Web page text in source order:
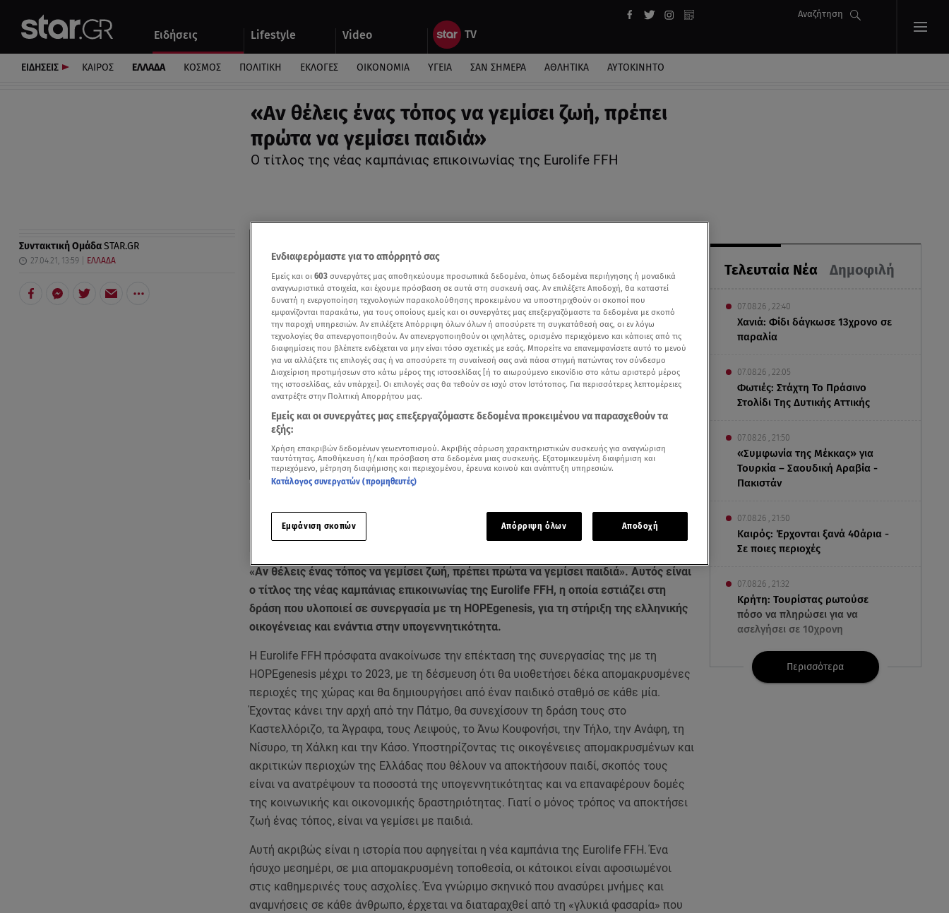
Ειδήσεις Lifestyle Video
Αναζήτηση
Αυτοκίνητο
ΕΙΔΗΣΕΙΣ ΚΑΙΡΟΣ ΕΛΛΑΔΑ ΚΟΣΜΟΣ ΠΟΛΙΤΙΚΗ ΕΚΛΟΓΕΣ ΟΙΚΟΝΟΜΙΑ ΥΓΕΙΑ ΣΑΝ ΣΗΜΕΡΑ ΑΘΛΗΤΙΚΑ ΑΥΤΟΚΙΝΗΤΟ
«Aν θέλεις ένας τόπος να γεμίσει ζωή, πρέπει
πρώτα να γεμίσει παιδιά»
O τίτλος της νέας καμπάνιας επικοινωνίας της Eurolife FFH
Τελευταία Νέα Δημοφιλή
07.08.26 , 22:40
Χανιά: Φίδι δάγκωσε 13χρονο σε
παραλία
07.08.26 , 22:05
Φωτιές: Στάχτη Το Πράσινο
Στολίδι Της Δυτικής Αττικής
07.08.26 , 21:50
«Συμφωνία της Μέκκας» για
Τουρκία – Σαουδική Αραβία -
Πακιστάν
07.08.26 , 21:50
Καιρός: Έρχονται ξανά 40άρια -
Σε ποιες περιοχές
07.08.26 , 21:32
Κρήτη: Τουρίστας ρωτούσε
πόσο να πληρώσει για να
ασελγήσει σε 10χρονη
07.08.26 , 21:17
Κλήρωση Eurojackpot
Περισσότερα
Συντακτική ΟμάδαSTAR.GR
27.04.21, 13:59 ΕΛΛΑΔΑ
Add star.gr on Google
«Αν θέλεις ένας τόπος να γεμίσει ζωή, πρέπει πρώτα να γεμίσει παιδιά». Αυτός είναι
ο τίτλος της νέας καμπάνιας επικοινωνίας της Eurolife FFH, η οποία εστιάζει στη
δράση που υλοποιεί σε συνεργασία με τη HOPEgenesis, για τη στήριξη της ελληνικής
οικογένειας και ενάντια στην υπογεννητικότητα.
Η Eurolife FFH πρόσφατα ανακοίνωσε την επέκταση της συνεργασίας της με τη
HOPEgenesis μέχρι το 2023, με τη δέσμευση ότι θα υιοθετήσει δέκα απομακρυσμένες
περιοχές της χώρας και θα δημιουργήσει από έναν παιδικό σταθμό σε κάθε μία.
Έχοντας κάνει την αρχή από την Πάτμο, θα συνεχίσουν τη δράση τους στο
Καστελλόριζο, τα Άγραφα, τους Λειψούς, το Άνω Κουφονήσι, την Τήλο, την Ανάφη, τη
Νίσυρο, τη Χάλκη και την Κάσο. Υποστηρίζοντας τις οικογένειες απομακρυσμένων και
ακριτικών περιοχών της Ελλάδας που θέλουν να αποκτήσουν παιδί, σκοπός τους
είναι να ανατρέψουν τα ποσοστά της υπογεννητικότητας και να επαναφέρουν δομές
της κοινωνικής και οικονομικής δραστηριότητας. Γιατί ο μόνος τρόπος να αποκτήσει
ζωή ένας τόπος, είναι να γεμίσει με παιδιά.
Αυτή ακριβώς είναι η ιστορία που αφηγείται η νέα καμπάνια της Eurolife FFH. Ένα
ήσυχο μεσημέρι, σε μια απομακρυσμένη τοποθεσία, οι κάτοικοι είναι αφοσιωμένοι
στις καθημερινές τους ασχολίες. Ένα γνώριμο σκηνικό που ανασύρει μνήμες και
αναμνήσεις σε κάθε άνθρωπο, έρχεται να διαταραχθεί από τη «γλυκιά φασαρία» που
Ενδιαφερόμαστε για το απόρρητό σας
Εμείς και οι 603 συνεργάτες μας αποθηκεύουμε προσωπικά δεδομένα, όπως δεδομένα περιήγησης ή μοναδικά
αναγνωριστικά στοιχεία, και έχουμε πρόσβαση σε αυτά στη συσκευή σας. Αν επιλέξετε Αποδοχή, θα καταστεί
δυνατή η ενεργοποίηση τεχνολογιών παρακολούθησης προκειμένου να υποστηριχθούν οι σκοποί που
εμφανίζονται παρακάτω, για τους οποίους εμείς και οι συνεργάτες μας επεξεργαζόμαστε τα δεδομένα με σκοπό
την παροχή υπηρεσιών. Αν επιλέξετε Απόρριψη όλων όλων ή αποσύρετε τη συγκατάθεσή σας, οι εν λόγω
τεχνολογίες θα απενεργοποιηθούν. Αν απενεργοποιηθούν οι ιχνηλάτες, ορισμένο περιεχόμενο και κάποιες από τις
διαφημίσεις που βλέπετε ενδέχεται να μην είναι τόσο σχετικές με εσάς. Μπορείτε να επανεμφανίσετε αυτό το μενού
για να αλλάξετε τις επιλογές σας ή να αποσύρετε τη συναίνεσή σας ανά πάσα στιγμή πατώντας τον σύνδεσμο
Διαχείριση προτιμήσεων στο κάτω μέρος της ιστοσελίδας [ή το αιωρούμενο εικονίδιο στο κάτω αριστερό μέρος
της ιστοσελίδας, εάν υπάρχει]. Οι επιλογές σας θα τεθούν σε ισχύ στον Ιστότοπος. Για περισσότερες λεπτομέρειες
ανατρέξτε στην Πολιτική Απορρήτου μας.
Εμείς και οι συνεργάτες μας επεξεργαζόμαστε δεδομένα προκειμένου να παρασχεθούν τα
εξής:
Χρήση επακριβών δεδομένων γεωεντοπισμού. Ακριβής σάρωση χαρακτηριστικών συσκευής για αναγνώριση
ταυτότητας. Αποθήκευση ή/και πρόσβαση στα δεδομένα μιας συσκευής. Εξατομικευμένη διαφήμιση και
περιεχόμενο, μέτρηση διαφήμισης και περιεχομένου, έρευνα κοινού και ανάπτυξη υπηρεσιών.
Κατάλογος συνεργατών (προμηθευτές)
Εμφάνιση σκοπών Απόρριψη όλων Αποδοχή